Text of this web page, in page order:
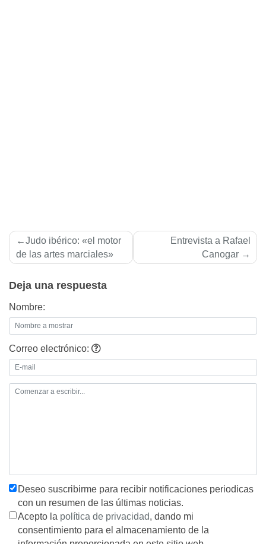
Navegación
de
Judo ibérico: «el motor
de las artes marciales»
Entrevista a Rafael
Canogar
Deja una respuesta
Nombre:
Correo electrónico:
Deseo suscribirme para recibir notificaciones periodicas
con un resumen de las últimas noticias.
Acepto la política de privacidad, dando mi
consentimiento para el almacenamiento de la